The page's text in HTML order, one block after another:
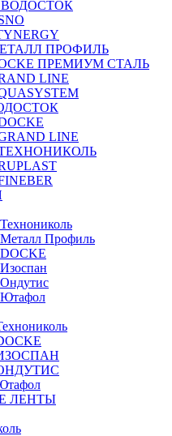
ПРОФИЛЬ
ПРЕМИУМ СТАЛЬ
LINE
LINE
Профиль
Ютафол
ИЗОСПАН
ОНДУТИС
ЛЕНТЫ